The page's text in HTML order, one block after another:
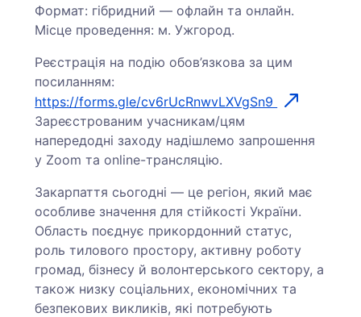
Формат: гібридний — офлайн та онлайн.
Місце проведення: м. Ужгород.
Реєстрація на подію обов’язкова за цим
посиланням:
https://forms.gle/cv6rUcRnwvLXVgSn9
Зареєстрованим учасникам/цям
напередодні заходу надішлемо запрошення
у Zoom та online-трансляцію.
Закарпаття сьогодні — це регіон, який має
особливе значення для стійкості України.
Область поєднує прикордонний статус,
роль тилового простору, активну роботу
громад, бізнесу й волонтерського сектору, а
також низку соціальних, економічних та
безпекових викликів, які потребують